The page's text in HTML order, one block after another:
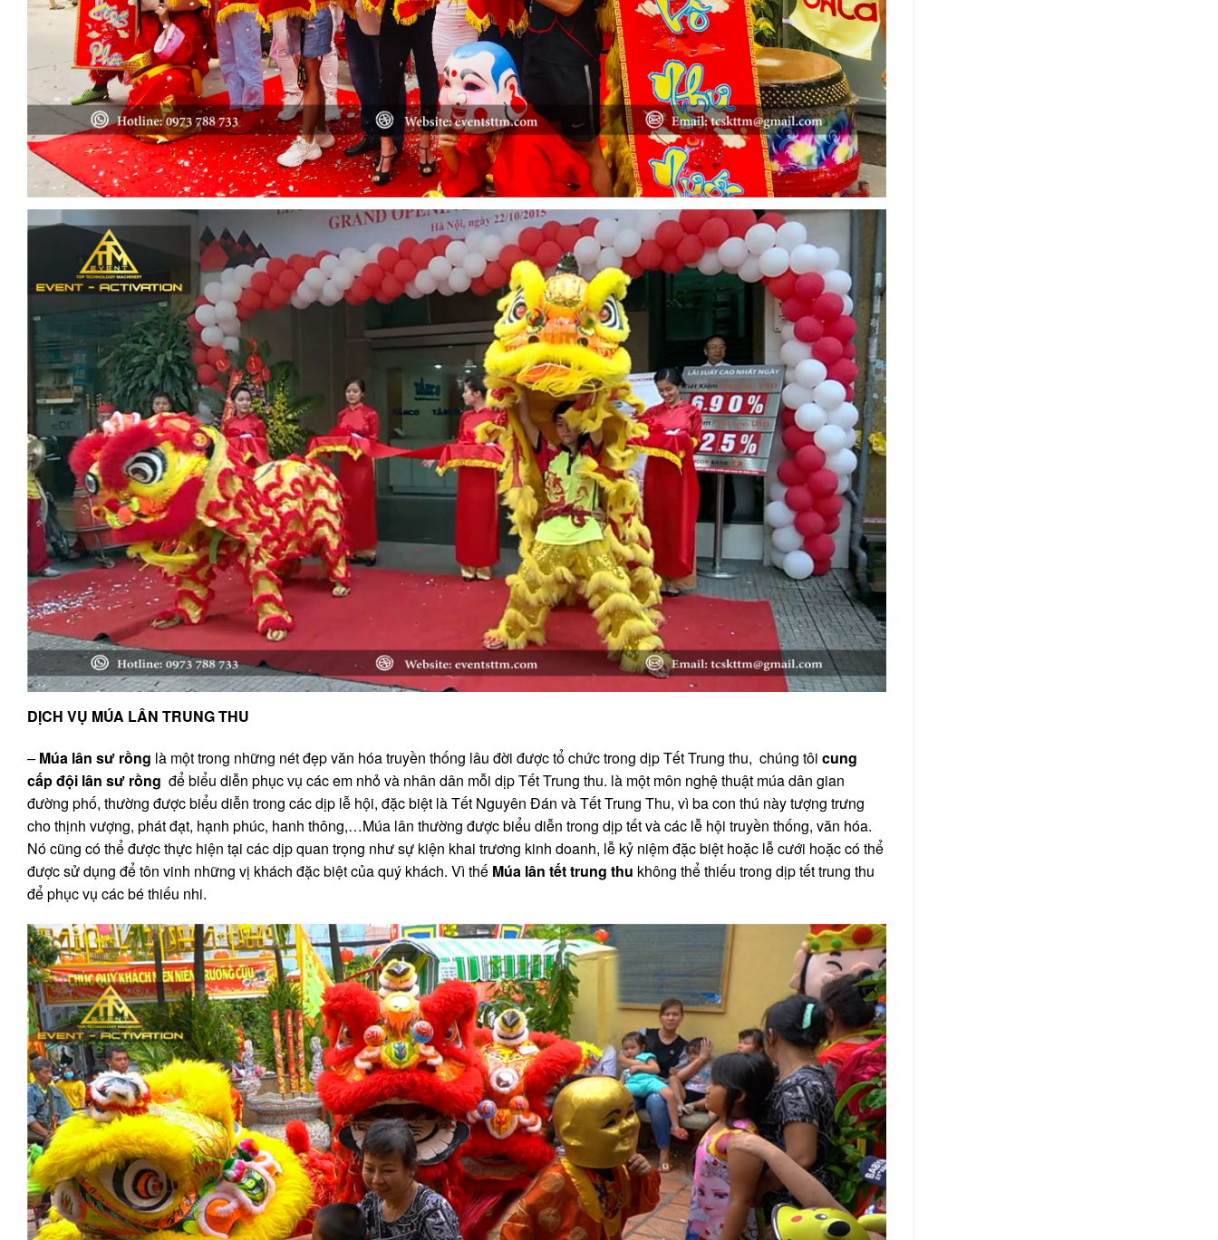
DỊCH VỤ MÚA LÂN TRUNG THU
–Múa lân sư rồng là một trong những nét đẹp văn hóa truyền thống lâu đời được tổ chức trong dịp Tết Trung thu, chúng tôi cung
cấp đội lân sư rồng để biểu diễn phục vụ các em nhỏ và nhân dân mỗi dịp Tết Trung thu. là một môn nghệ thuật múa dân gian
đường phố, thường được biểu diễn trong các dịp lễ hội, đặc biệt là Tết Nguyên Đán và Tết Trung Thu, vì ba con thú này tượng trưng
cho thịnh vượng, phát đạt, hạnh phúc, hanh thông,…Múa lân thường được biểu diễn trong dịp tết và các lễ hội truyền thống, văn hóa.
Nó cũng có thể được thực hiện tại các dịp quan trọng như sự kiện khai trương kinh doanh, lễ kỷ niệm đặc biệt hoặc lễ cưới hoặc có thể
được sử dụng để tôn vinh những vị khách đặc biệt của quý khách. Vì thế Múa lân tết trung thu không thể thiếu trong dịp tết trung thu
để phục vụ các bé thiếu nhi.